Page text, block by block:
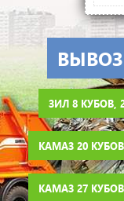
ЗИЛ 8 КУБОВ,
КАМАЗ 20
КАМАЗ 27